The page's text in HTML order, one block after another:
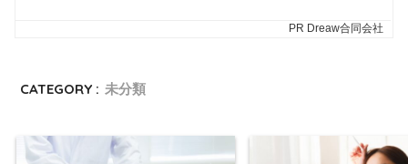
CATEGORY : 未分類